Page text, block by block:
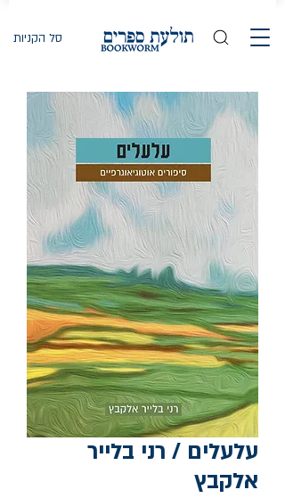
סל הקניות
עלעלים / רני בלייר
אלקבץ